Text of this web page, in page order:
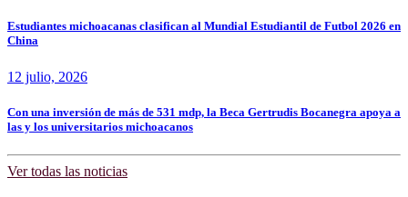
Estudiantes michoacanas clasifican al Mundial Estudiantil de Futbol 2026 en
China
12 julio, 2026
Con una inversión de más de 531 mdp, la Beca Gertrudis Bocanegra apoya a
las y los universitarios michoacanos
Ver todas las noticias